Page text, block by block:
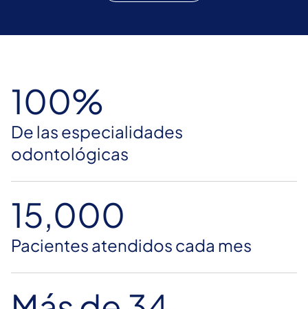
100%
De las especialidades
odontológicas
15,000
Pacientes atendidos cada mes